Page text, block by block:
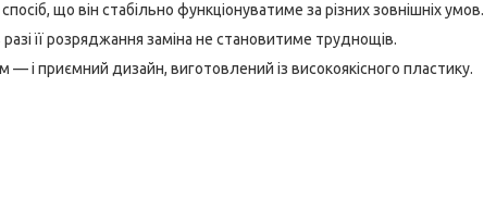
що він стабільно функціонуватиме за різних зовнішніх умов.
її розряджання заміна не становитиме труднощів.
і приємний дизайн, виготовлений із високоякісного пластику.